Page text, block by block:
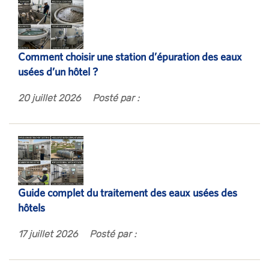
Comment choisir une station d’épuration des eaux
usées d’un hôtel ?
20 juillet 2026 Posté par :
Guide complet du traitement des eaux usées des
hôtels
17 juillet 2026 Posté par :